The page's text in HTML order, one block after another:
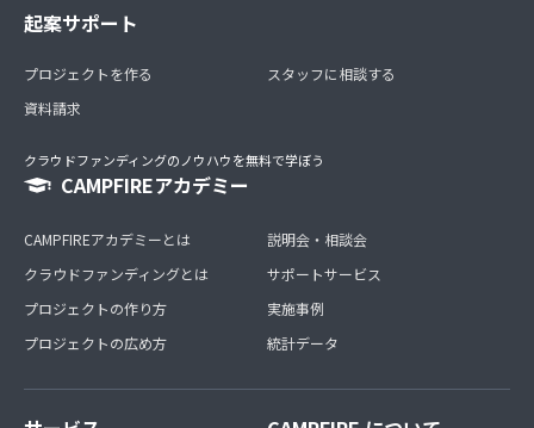
起案サポート
プロジェクトを作る
資料請求
スタッフに相談する
クラウドファンディングのノウハウを無料で学ぼう
CAMPFIREアカデミー
CAMPFIREアカデミーとは
クラウドファンディングとは
プロジェクトの作り方
プロジェクトの広め方
説明会・相談会
サポートサービス
実施事例
統計データ